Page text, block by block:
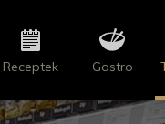
Receptek Gastro